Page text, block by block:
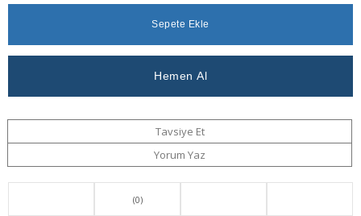
Ver
Tavsiye Et
Yorum Yaz
(0)